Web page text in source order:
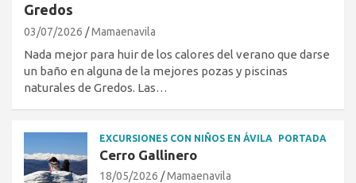
Gredos
03/07/2026 Mamaenavila
Nada mejor para huir de los calores del verano que darse
un baño en alguna de la mejores pozas y piscinas
naturales de Gredos. Las…
EXCURSIONES CON NIÑOS EN ÁVILA PORTADA
Cerro Gallinero
18/05/2026 Mamaenavila